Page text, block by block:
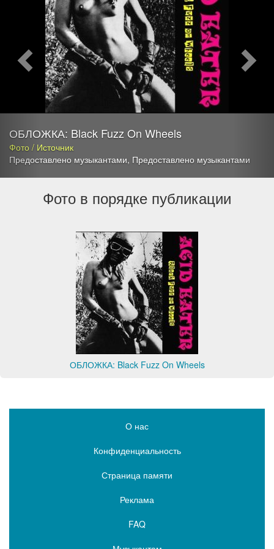
ОБЛОЖКА: Black Fuzz On Wheels
Фото / Источник
Предоставлено музыкантами, Предоставлено музыкантами
Фото в порядке публикации
ОБЛОЖКА: Black Fuzz On Wheels
О нас
Конфиденциальность
Страница памяти
Реклама
FAQ